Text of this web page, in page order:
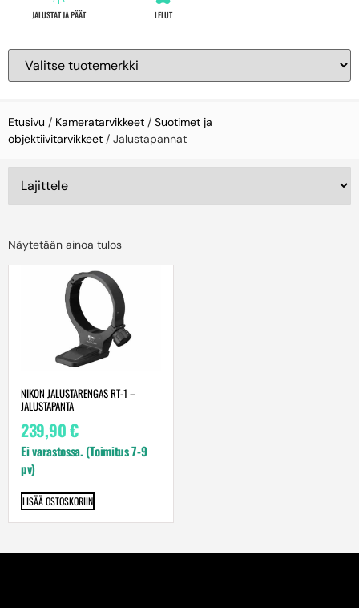
JALUSTAT JA PÄÄT LELUT
Etusivu / Kameratarvikkeet / Suotimet ja
objektiivitarvikkeet / Jalustapannat
Näytetään ainoa tulos
NIKON JALUSTARENGAS RT-1 –
JALUSTAPANTA
239,90€
Ei varastossa. (Toimitus 7-9
pv)
LISÄÄ OSTOSKORIIN